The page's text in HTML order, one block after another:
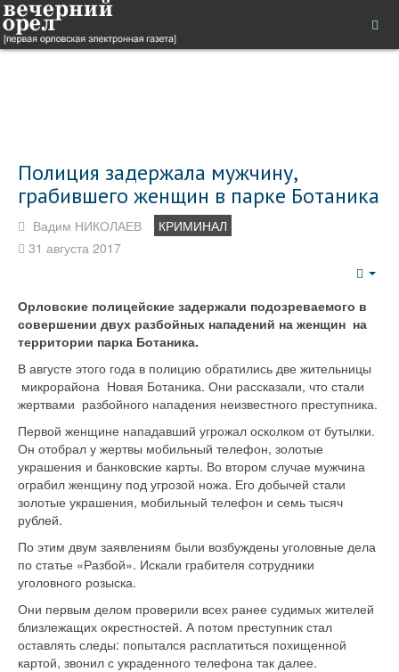
Полиция задержала мужчину,
грабившего женщин в парке Ботаника
Вадим НИКОЛАЕВ
КРИМИНАЛ
31 августа 2017
Орловские полицейские задержали подозреваемого в
совершении двух разбойных нападений на женщин на
территории парка Ботаника.
В августе этого года в полицию обратились две жительницы
микрорайона Новая Ботаника. Они рассказали, что стали
жертвами разбойного нападения неизвестного преступника.
Первой женщине нападавший угрожал осколком от бутылки.
Он отобрал у жертвы мобильный телефон, золотые
украшения и банковские карты. Во втором случае мужчина
ограбил женщину под угрозой ножа. Его добычей стали
золотые украшения, мобильный телефон и семь тысяч
рублей.
По этим двум заявлениям были возбуждены уголовные дела
по статье «Разбой». Искали грабителя сотрудники
уголовного розыска.
Они первым делом проверили всех ранее судимых жителей
близлежащих окрестностей. А потом преступник стал
оставлять следы: попытался расплатиться похищенной
картой, звонил с украденного телефона так далее.